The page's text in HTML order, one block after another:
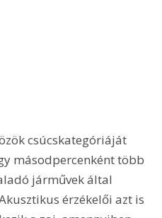
csúcskategóriáját
másodpercenként több
járművek által
érzékelői azt is